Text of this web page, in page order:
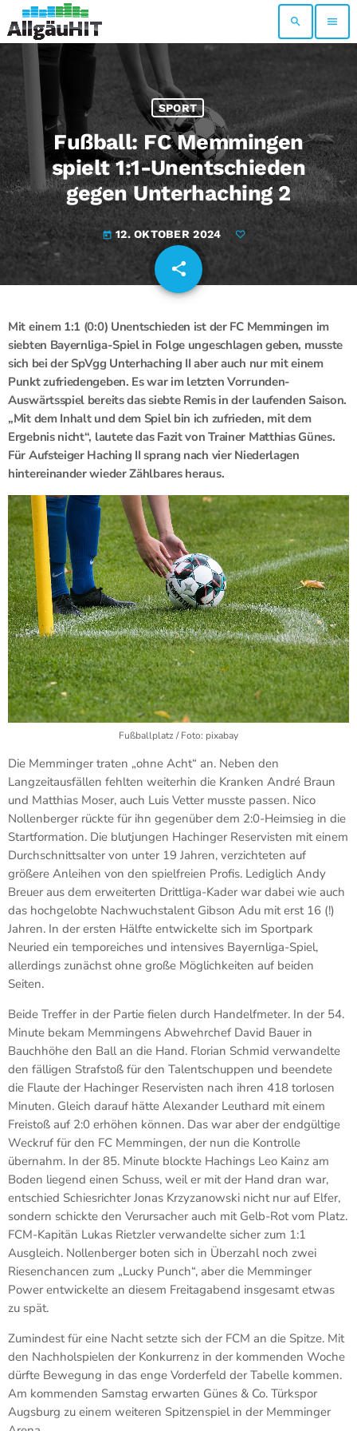
search menu
SPORT
Fußball: FC Memmingen
spielt 1:1-Unentschieden
gegen Unterhaching 2
today 12. OKTOBER 2024
share
email
Mit einem 1:1 (0:0) Unentschieden ist der FC Memmingen im
siebten Bayernliga-Spiel in Folge ungeschlagen geben, musste
sich bei der SpVgg Unterhaching II aber auch nur mit einem
Punkt zufriedengeben. Es war im letzten Vorrunden-
Auswärtsspiel bereits das siebte Remis in der laufenden Saison.
„Mit dem Inhalt und dem Spiel bin ich zufrieden, mit dem
Ergebnis nicht“, lautete das Fazit von Trainer Matthias Günes.
Für Aufsteiger Haching II sprang nach vier Niederlagen
hintereinander wieder Zählbares heraus.
Fußballplatz / Foto: pixabay
Die Memminger traten „ohne Acht“ an. Neben den
Langzeitausfällen fehlten weiterhin die Kranken André Braun
und Matthias Moser, auch Luis Vetter musste passen. Nico
Nollenberger rückte für ihn gegenüber dem 2:0-Heimsieg in die
Startformation. Die blutjungen Hachinger Reservisten mit einem
Durchschnittsalter von unter 19 Jahren, verzichteten auf
größere Anleihen von den spielfreien Profis. Lediglich Andy
Breuer aus dem erweiterten Drittliga-Kader war dabei wie auch
das hochgelobte Nachwuchstalent Gibson Adu mit erst 16 (!)
Jahren. In der ersten Hälfte entwickelte sich im Sportpark
Neuried ein temporeiches und intensives Bayernliga-Spiel,
allerdings zunächst ohne große Möglichkeiten auf beiden
Seiten.
Beide Treffer in der Partie fielen durch Handelfmeter. In der 54.
Minute bekam Memmingens Abwehrchef David Bauer in
Bauchhöhe den Ball an die Hand. Florian Schmid verwandelte
den fälligen Strafstoß für den Talentschuppen und beendete
die Flaute der Hachinger Reservisten nach ihren 418 torlosen
Minuten. Gleich darauf hätte Alexander Leuthard mit einem
Freistoß auf 2:0 erhöhen können. Das war aber der endgültige
Weckruf für den FC Memmingen, der nun die Kontrolle
übernahm. In der 85. Minute blockte Hachings Leo Kainz am
Boden liegend einen Schuss, weil er mit der Hand dran war,
entschied Schiesrichter Jonas Krzyzanowski nicht nur auf Elfer,
sondern schickte den Verursacher auch mit Gelb-Rot vom Platz.
FCM-Kapitän Lukas Rietzler verwandelte sicher zum 1:1
Ausgleich. Nollenberger boten sich in Überzahl noch zwei
Riesenchancen zum „Lucky Punch“, aber die Memminger
Power entwickelte an diesem Freitagabend insgesamt etwas
zu spät.
Zumindest für eine Nacht setzte sich der FCM an die Spitze. Mit
den Nachholspielen der Konkurrenz in der kommenden Woche
dürfte Bewegung in das enge Vorderfeld der Tabelle kommen.
Am kommenden Samstag erwarten Günes & Co. Türkspor
Augsburg zu einem weiteren Spitzenspiel in der Memminger